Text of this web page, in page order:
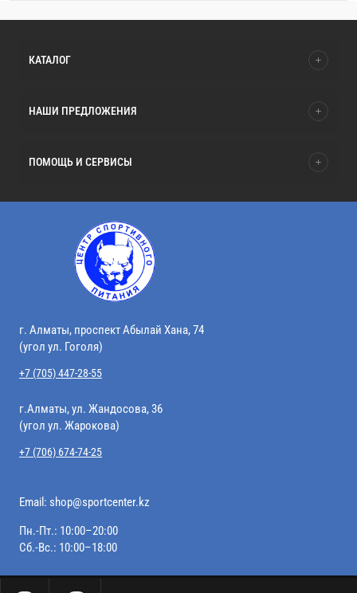
КАТАЛОГ
НАШИ ПРЕДЛОЖЕНИЯ
ПОМОЩЬ И СЕРВИСЫ
г. Алматы, проспект Абылай Хана, 74
(угол ул. Гоголя)
+7 (705) 447-28-55
г.Алматы, ул. Жандосова, 36
(угол ул. Жарокова)
+7 (706) 674-74-25
Email: shop@sportcenter.kz
Пн.-Пт.: 10:00–20:00
Сб.-Вс.: 10:00–18:00